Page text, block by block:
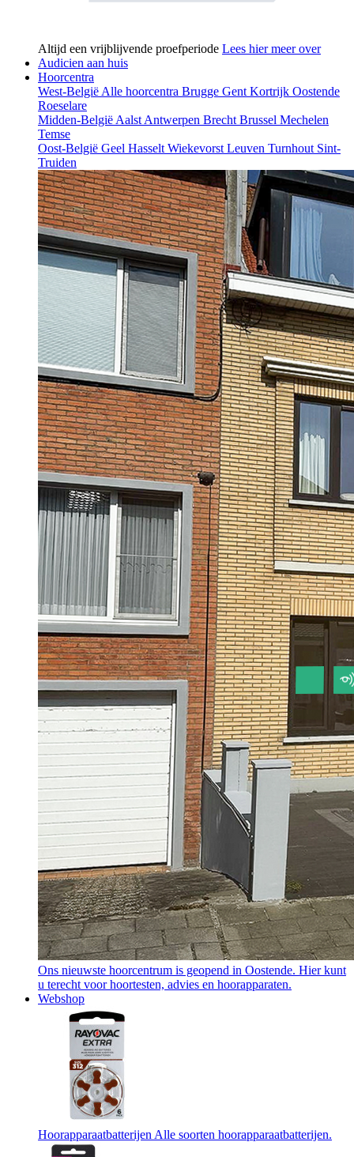
Altijd een vrijblijvende proefperiode Lees hier meer over
Audicien aan huis
Hoorcentra
West-België Alle hoorcentra Brugge Gent Kortrijk Oostende
Roeselare
Midden-België Aalst Antwerpen Brecht Brussel Mechelen
Temse
Oost-België Geel Hasselt Wiekevorst Leuven Turnhout Sint-
Truiden
Ons nieuwste hoorcentrum is geopend in Oostende. Hier kunt
u terecht voor hoortesten, advies en hoorapparaten.
Webshop
Hoorapparaatbatterijen Alle soorten hoorapparaatbatterijen.